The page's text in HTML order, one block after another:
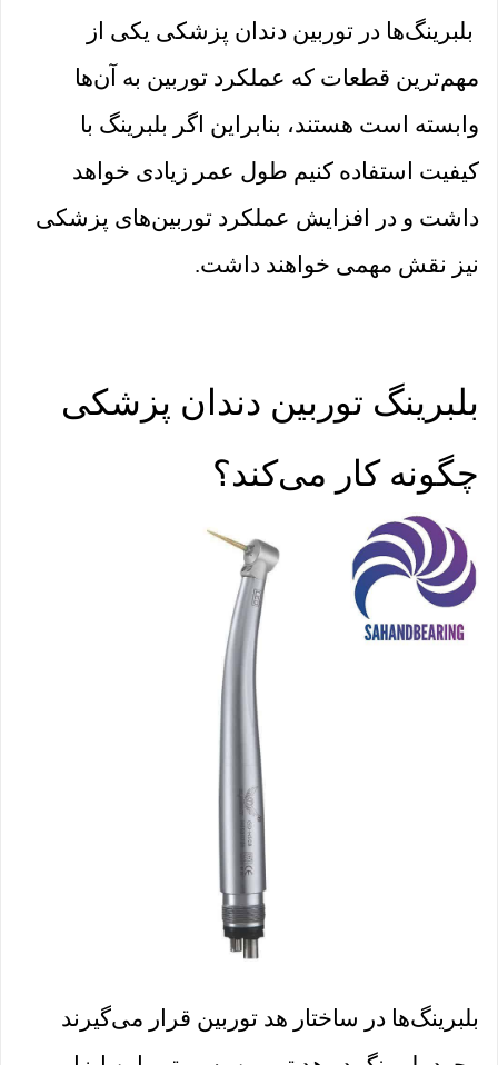
بلبرینگ‌ها در توربین دندان پزشکی یکی از
مهم‌ترین قطعات که عملکرد توربین به آن‌ها
وابسته است هستند، بنابراین اگر بلبرینگ با
کیفیت استفاده کنیم طول عمر زیادی خواهد
داشت و در افزایش عملکرد توربین‌های پزشکی
نیز نقش مهمی خواهند داشت.
بلبرینگ توربین دندان پزشکی
چگونه کار می‌کند؟
بلبرینگ‌ها در ساختار هد توربین قرار می‌گیرند